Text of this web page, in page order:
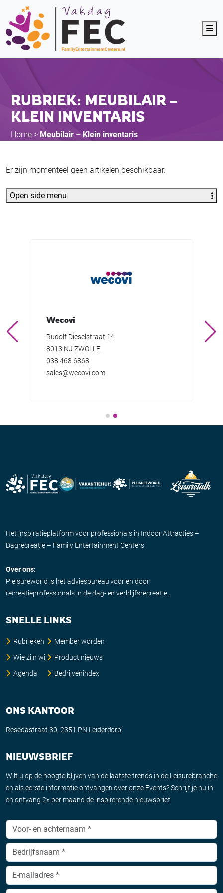
RUBRIEK: MEUBILAIR –
KLEIN INVENTARIS
Home > Meubilair – Klein inventaris
Er zijn momenteel geen artikelen beschikbaar.
Open side menu
Wecovi
Rudolf Dieselstraat 14
8013 NJ ZWOLLE
038 468 6868
sales@wecovi.com
Het inspiratieplatform voor professionals in Indoor Attracties –
Dagrecreatie – Family Entertainment Centers
Over ons:
Pleisureworld is het adviesbureau voor en door
recreatieprofessionals in de dag- en verblijfsrecreatie.
SNELLE LINKS
Rubrieken
Wie zijn wij
Agenda
Member worden
Product nieuws
Bedrijvenindex
ONS KANTOOR
Resedastraat 30, 2351 PN Leiderdorp
NIEUWSBRIEF
Wilt u op de hoogte blijven van de laatste trends in de Leisurebranche
en als eerste informatie ontvangen over onze Events? Schrijf je nu in
en ontvang 2x per maand de inspirerende nieuwsbrief.